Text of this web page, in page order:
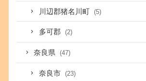
川辺郡猪名川町 (5)
多可郡 (2)
奈良県 (47)
奈良市 (23)